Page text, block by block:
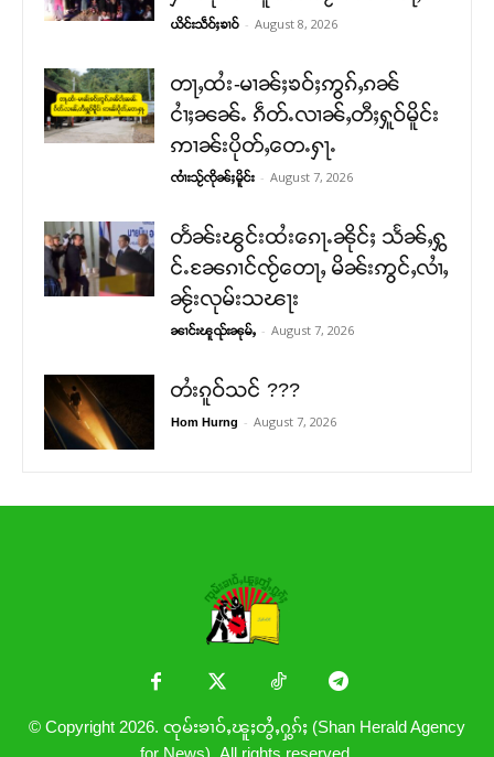
ယိင်းသဵဝ်ႈၶၢဝ် - August 8, 2026
တႃႇထႆး-မၢၼ်ႈၶဝ်ႈဢွၵ်ႇၵၼ်
ငၢႆႈၼၼ်ႉ ၵဵတ်ႉလၢၼ်ႇတီႈႁူဝ်မိူင်း
ဢၢၼ်းပိုတ်ႇတေႉႁႃႉ
ၸၢႆးသႂ်ၸိုၼ်ႈမိူင်း - August 7, 2026
တႅၼ်းၽွင်းထႆးၵေႃႉၼိုင်ႈ သႅၼ်ႇႁွ
င်ႉၼႄၵၢင်ၸႂ်တေႃႇ မိၼ်းဢွင်ႇလၢႆႇ
ၼႂ်းလုမ်းသၽႃး
ၼၢင်းၽူၺ်းၼုမ်ႇ - August 7, 2026
တႆးၵူဝ်သင် ???
Hom Hurng - August 7, 2026
© Copyright 2026. ၸုမ်းၶၢဝ်ႇၽူႈတွႆႇႁွၵ်ႈ (Shan Herald Agency
for News). All rights reserved.